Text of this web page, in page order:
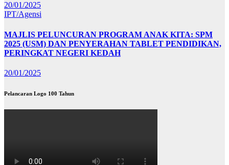
20/01/2025
IPT/Agensi
MAJLIS PELUNCURAN PROGRAM ANAK KITA: SPM
2025 (USM) DAN PENYERAHAN TABLET PENDIDIKAN,
PERINGKAT NEGERI KEDAH
20/01/2025
Pelancaran Logo 100 Tahun